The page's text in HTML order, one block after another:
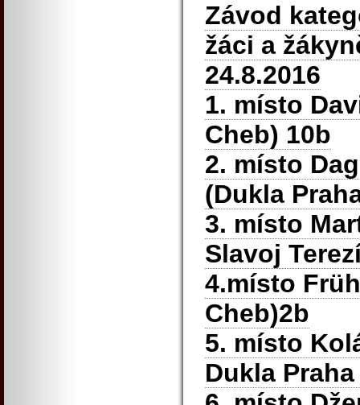
Závod
žáci a
24.8.2016
1. místo
Cheb) 10b
2. místo
(Dukla
3. místo
Slavoj
4.místo
Cheb)2b
5. místo
Dukla